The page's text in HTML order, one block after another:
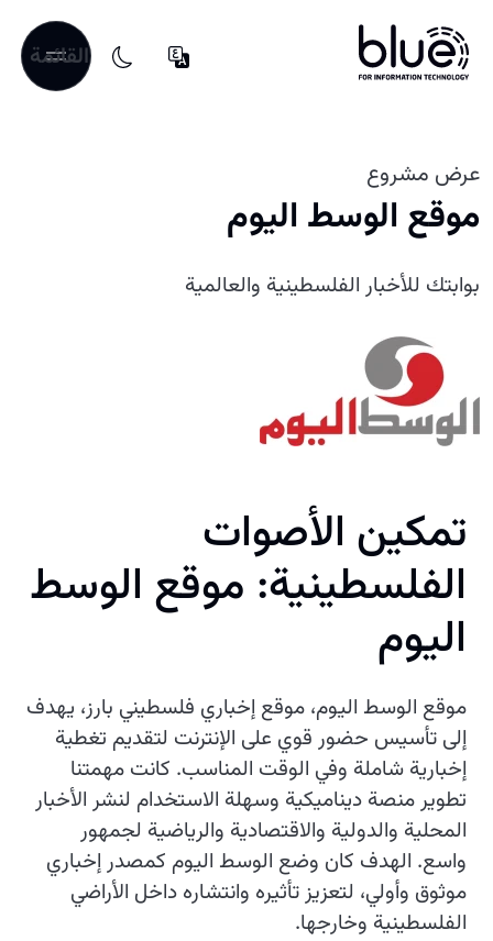
القائمة
عرض مشروع
موقع الوسط اليوم
بوابتك للأخبار الفلسطينية والعالمية
تمكين الأصوات
الفلسطينية: موقع الوسط
اليوم
موقع الوسط اليوم، موقع إخباري فلسطيني بارز، يهدف
إلى تأسيس حضور قوي على الإنترنت لتقديم تغطية
إخبارية شاملة وفي الوقت المناسب. كانت مهمتنا
تطوير منصة ديناميكية وسهلة الاستخدام لنشر الأخبار
المحلية والدولية والاقتصادية والرياضية لجمهور
واسع. الهدف كان وضع الوسط اليوم كمصدر إخباري
موثوق وأولي، لتعزيز تأثيره وانتشاره داخل الأراضي
الفلسطينية وخارجها.